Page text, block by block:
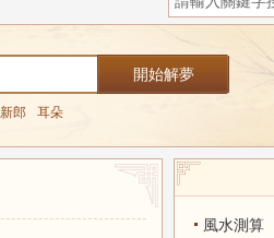
新郎 耳朵
風水測算